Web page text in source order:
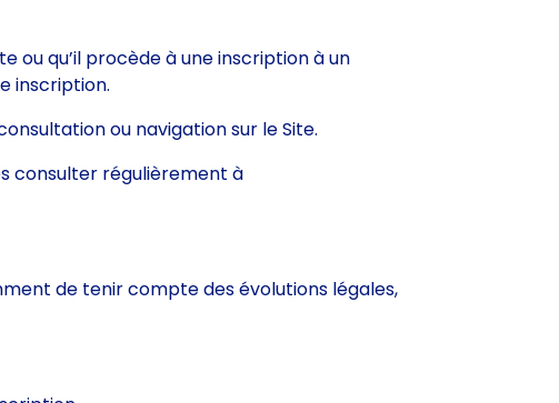
ou qu’il procède à une inscription à un
inscription.
ou navigation sur le Site.
consulter régulièrement à
de tenir compte des évolutions légales,